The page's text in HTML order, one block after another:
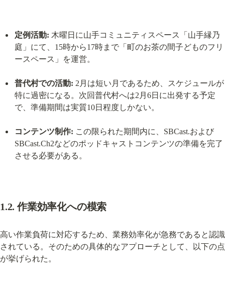
定例活動: 木曜日に山手コミュニティスペース「山手縁乃
庭」にて、15時から17時まで「町のお茶の間子どものフリ
ースペース」を運営。
普代村での活動: 2月は短い月であるため、スケジュールが
特に過密になる。次回普代村へは2月6日に出発する予定
で、準備期間は実質10日程度しかない。
コンテンツ制作: この限られた期間内に、SBCast.および
SBCast.Ch2などのポッドキャストコンテンツの準備を完了
させる必要がある。
1.2. 作業効率化への模索
高い作業負荷に対応するため、業務効率化が急務であると認識
されている。そのための具体的なアプローチとして、以下の点
が挙げられた。